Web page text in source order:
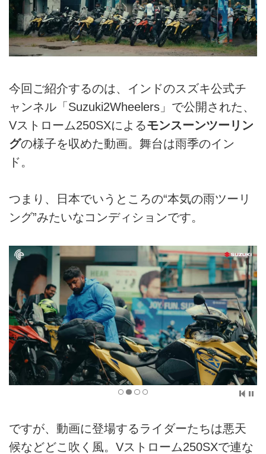
今回ご紹介するのは、インドのスズキ公式チ
ャンネル「Suzuki2Wheelers」で公開された、
Vストローム250SXによるモンスーンツーリン
グの様子を収めた動画。舞台は雨季のイン
ド。
つまり、日本でいうところの“本気の雨ツーリ
ング”みたいなコンディションです。
ですが、動画に登場するライダーたちは悪天
候などどこ吹く風。Vストローム250SXで連な